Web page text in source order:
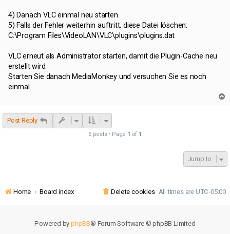
4) Danach VLC einmal neu starten.
5) Falls der Fehler weiterhin auftritt, diese Datei löschen:
C:\Program Files\VideoLAN\VLC\plugins\plugins.dat
VLC erneut als Administrator starten, damit die Plugin-Cache neu
erstellt wird.
Starten Sie danach MediaMonkey und versuchen Sie es noch
einmal.
Post Reply
6 posts • Page 1 of 1
Jump to
Home Board index All times are UTC-05:00
Delete cookies
Powered byphpBB® Forum Software © phpBB Limited